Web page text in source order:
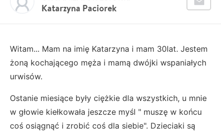
Katarzyna Paciorek
Witam... Mam na imię Katarzyna i mam 30lat. Jestem
żoną kochającego męża i mamą dwójki wspaniałych
urwisów.
Ostanie miesiące były ciężkie dla wszystkich, u mnie
w głowie kiełkowała jeszcze myśl " muszę w końcu
coś osiągnąć i zrobić coś dla siebie". Dzieciaki są